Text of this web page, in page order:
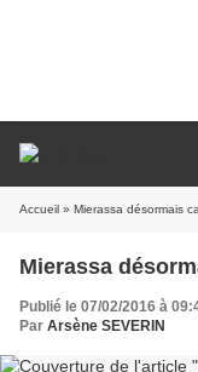
Accueil » Mierassa désormais
Mierassa
Publié le 07/02/2016 à
Par Arsène SEVERIN